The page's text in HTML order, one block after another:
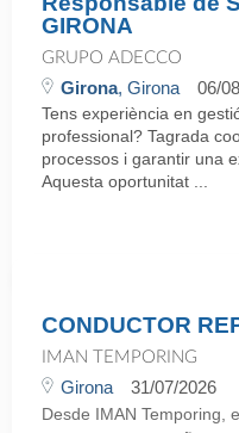
GIRONA
GRUPO ADECCO
Girona, Girona 06/
Tens experiència en
professional? Tagrada
processos i garantir una
Aquesta oportunitat ...
CONDUCTOR
IMAN TEMPORING
Girona 31/07/2026
Desde IMAN Temporing,